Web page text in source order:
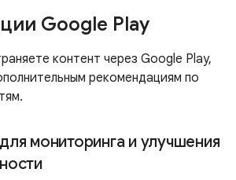
Google Play
контент через Google Play,
рекомендациям по
мониторинга и улучшения